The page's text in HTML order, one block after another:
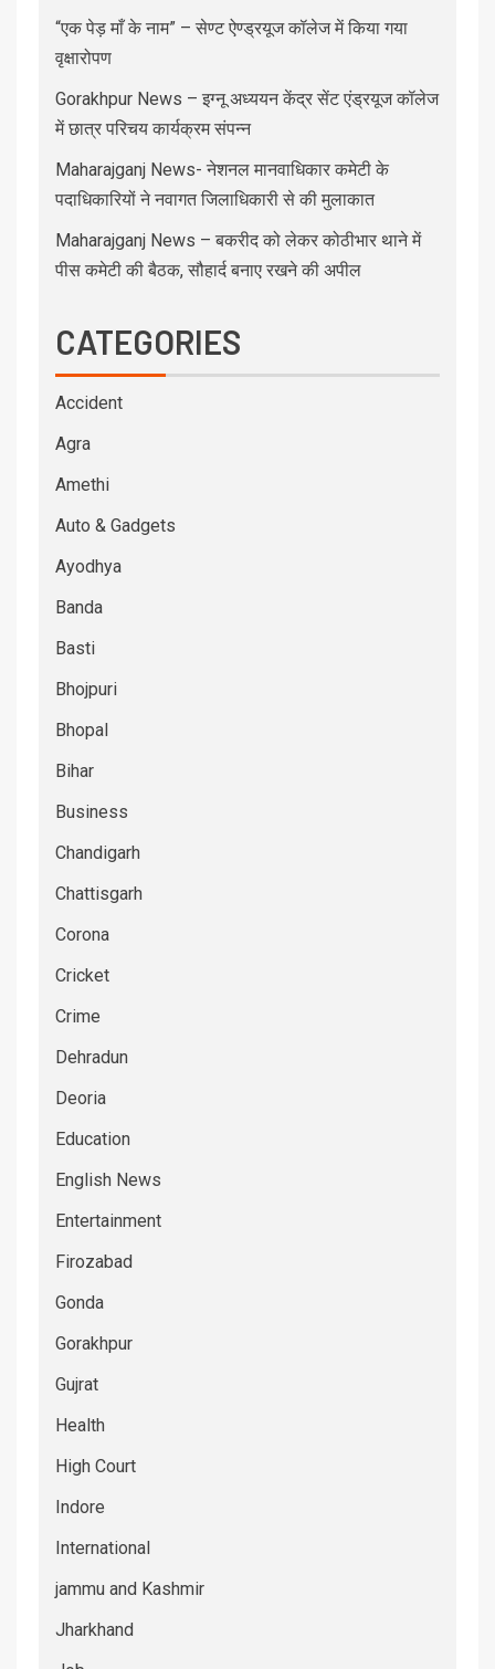
“एक पेड़ माँ के नाम” – सेण्ट ऐण्ड्रयूज कॉलेज में किया गया
वृक्षारोपण
Gorakhpur News – इग्नू अध्ययन केंद्र सेंट एंड्रयूज कॉलेज
में छात्र परिचय कार्यक्रम संपन्न
Maharajganj News- नेशनल मानवाधिकार कमेटी के
पदाधिकारियों ने नवागत जिलाधिकारी से की मुलाकात
Maharajganj News – बकरीद को लेकर कोठीभार थाने में
पीस कमेटी की बैठक, सौहार्द बनाए रखने की अपील
CATEGORIES
Accident
Agra
Amethi
Auto & Gadgets
Ayodhya
Banda
Basti
Bhojpuri
Bhopal
Bihar
Business
Chandigarh
Chattisgarh
Corona
Cricket
Crime
Dehradun
Deoria
Education
English News
Entertainment
Firozabad
Gonda
Gorakhpur
Gujrat
Health
High Court
Indore
International
jammu and Kashmir
Jharkhand